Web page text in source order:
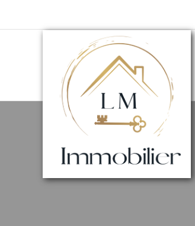
LM Immobilier